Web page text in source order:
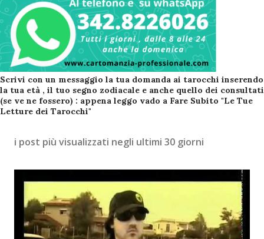
Scrivi con un messaggio la tua domanda ai tarocchi inserendo
la tua età , il tuo segno zodiacale e anche quello dei consultati
(se ve ne fossero) : appena leggo vado a Fare Subito "Le Tue
Letture dei Tarocchi"
i post più visualizzati negli ultimi 30 giorni